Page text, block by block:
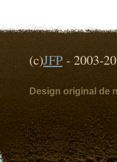
(c)JFP - 2003-
Design original de